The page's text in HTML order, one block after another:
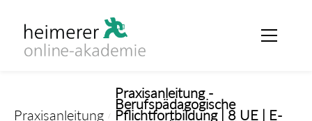
main
Praxisanleitung /
Praxisanleitung -
Berufspädagogische
Pflichtfortbildung | 8 UE | E-